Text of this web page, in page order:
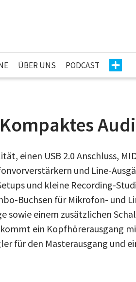
ÜBER UNS PODCAST
einen USB 2.0 Anschluss,
und Line-
und kleine Recording-
Buchsen für Mikrofon- und
sowie einem zusätzlichen
ein Kopfhörerausgang
für den Masterausgang und